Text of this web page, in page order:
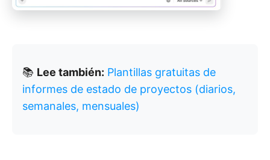
📚 Lee también: Plantillas gratuitas de
informes de estado de proyectos (diarios,
semanales, mensuales)